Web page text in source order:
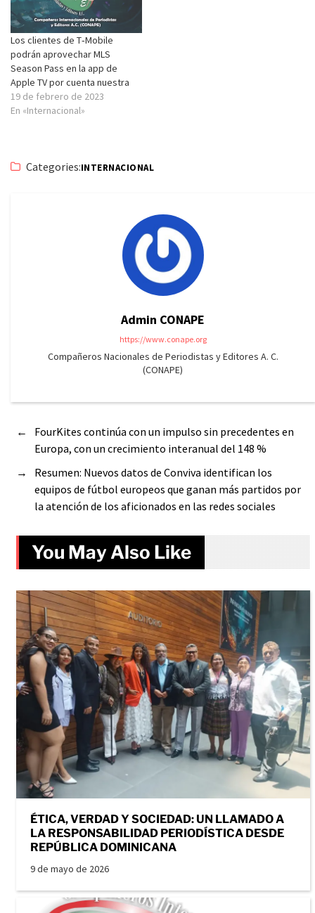
Los clientes de T‑Mobile
podrán aprovechar MLS
Season Pass en la app de
Apple TV por cuenta nuestra
19 de febrero de 2023
En «Internacional»
Categories:INTERNACIONAL
Admin CONAPE
https://www.conape.org
Compañeros Nacionales de Periodistas y Editores A. C.
(CONAPE)
←
FourKites continúa con un impulso sin precedentes en
Europa, con un crecimiento interanual del 148 %
→
Resumen: Nuevos datos de Conviva identifican los
equipos de fútbol europeos que ganan más partidos por
la atención de los aficionados en las redes sociales
You May Also Like
ÉTICA, VERDAD Y SOCIEDAD: UN LLAMADO A
LA RESPONSABILIDAD PERIODÍSTICA DESDE
REPÚBLICA DOMINICANA
9 de mayo de 2026